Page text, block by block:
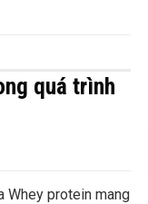
quá trình
Whey protein mang